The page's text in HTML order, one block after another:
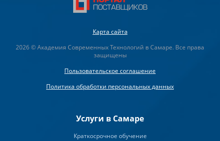
Карта сайта
2026 © Академия Современных Технологий в Самаре. Все права
защищены
Пользовательское соглашение
Политика обработки персональных данных
Услуги в Самаре
Краткосрочное обучение